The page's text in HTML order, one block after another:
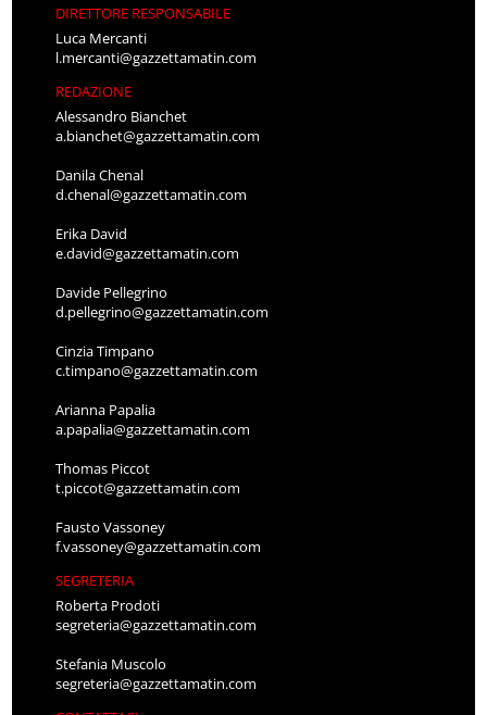
DIRETTORE RESPONSABILE
Luca Mercanti
l.mercanti@gazzettamatin.com
REDAZIONE
Alessandro Bianchet
a.bianchet@gazzettamatin.com
Danila Chenal
d.chenal@gazzettamatin.com
Erika David
e.david@gazzettamatin.com
Davide Pellegrino
d.pellegrino@gazzettamatin.com
Cinzia Timpano
c.timpano@gazzettamatin.com
Arianna Papalia
a.papalia@gazzettamatin.com
Thomas Piccot
t.piccot@gazzettamatin.com
Fausto Vassoney
f.vassoney@gazzettamatin.com
SEGRETERIA
Roberta Prodoti
segreteria@gazzettamatin.com
Stefania Muscolo
segreteria@gazzettamatin.com